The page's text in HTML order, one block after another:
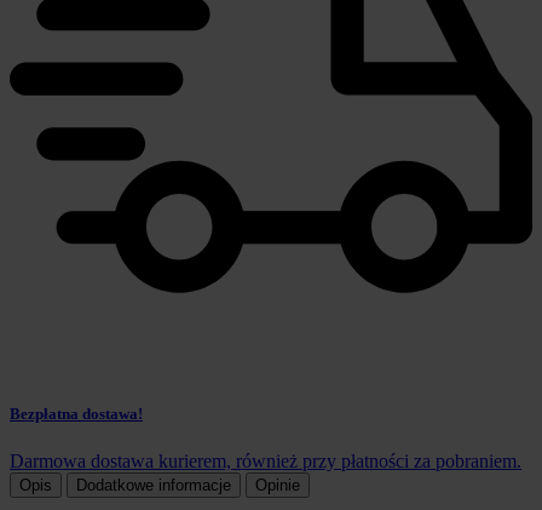
Bezpłatna dostawa!
Darmowa dostawa kurierem, również przy płatności za pobraniem.
Opis Dodatkowe informacje Opinie